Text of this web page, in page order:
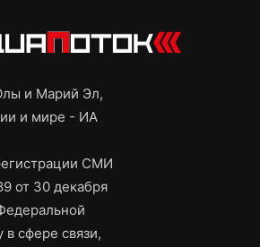
и Марий Эл,
и мире - ИА
СМИ
от 30 декабря
сфере связи,